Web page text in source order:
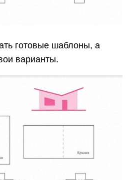
готовые шаблоны, а
варианты.